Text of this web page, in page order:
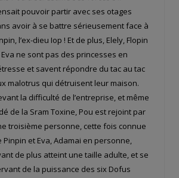
pouvoir partir avec ses otages
avoir à se battre sérieusement face à
l’ex-dieu Iop ! Et de plus, Elely, Flopin
Eva ne sont pas des princesses en
et savent répondre du tac au tac
malotrus qui détruisent leur maison.
la difficulté de l’entreprise, et même
de la Sram Toxine, Pou est rejoint par
troisième personne, cette fois connue
Pinpin et Eva, Adamai en personne,
de plus atteint une taille adulte, et se
de la puissance des six Dofus